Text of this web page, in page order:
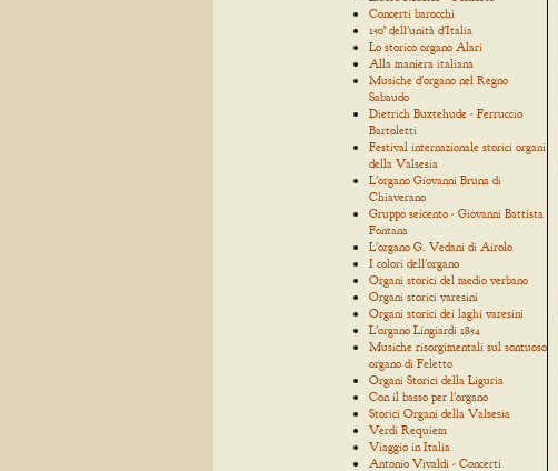
Concerti barocchi
150° dell'unità d'Italia
Lo storico organo Alari
Alla maniera italiana
Musiche d'organo nel Regno
Sabaudo
Dietrich Buxtehude - Ferruccio
Bartoletti
Festival internazionale storici organi
della Valsesia
L'organo Giovanni Bruna di
Chiaverano
Gruppo seicento - Giovanni Battista
Fontana
L'organo G. Vedani di Airolo
I colori dell'organo
Organi storici del medio verbano
Organi storici varesini
Organi storici dei laghi varesini
L'organo Lingiardi 1854
Musiche risorgimentali sul sontuoso
organo di Feletto
Organi Storici della Liguria
Con il basso per l'organo
Storici Organi della Valsesia
Verdi Requiem
Viaggio in Italia
Antonio Vivaldi - Concerti